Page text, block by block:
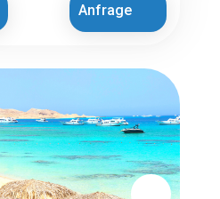
Anfrage